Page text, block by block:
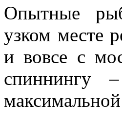
Опытные
узком месте
и вовсе с
спиннингу